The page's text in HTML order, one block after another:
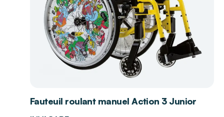
Fauteuil roulant manuel Action 3 Junior